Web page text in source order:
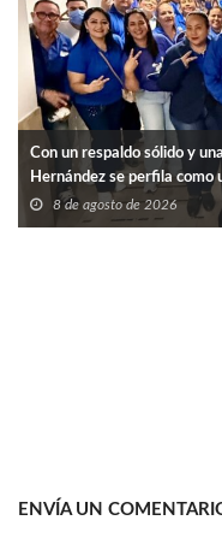
Con un respaldo sólido y
Hernández se perfila como
SNTISSSTE en Tamaulipas.
8 de agosto de 2026
ENVÍA UN